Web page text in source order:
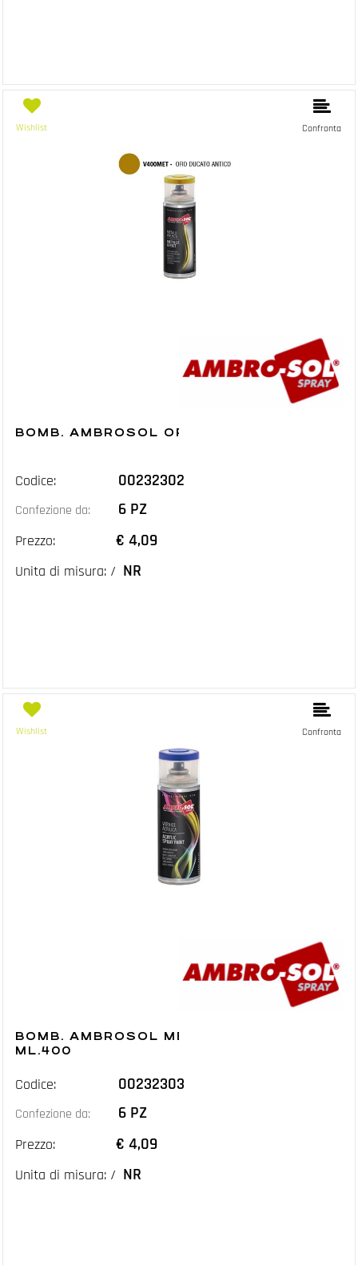
Wishlist Confronta
BOMB. AMBROSOL ORO DUCATO ML.400
Codice: 00232302
Confezione da: 6 PZ
Prezzo: € 4,09
Unita di misura: / NR
Wishlist Confronta
BOMB. AMBROSOL METALLIZZ. RAME
ML.400
Codice: 00232303
Confezione da: 6 PZ
Prezzo: € 4,09
Unita di misura: / NR